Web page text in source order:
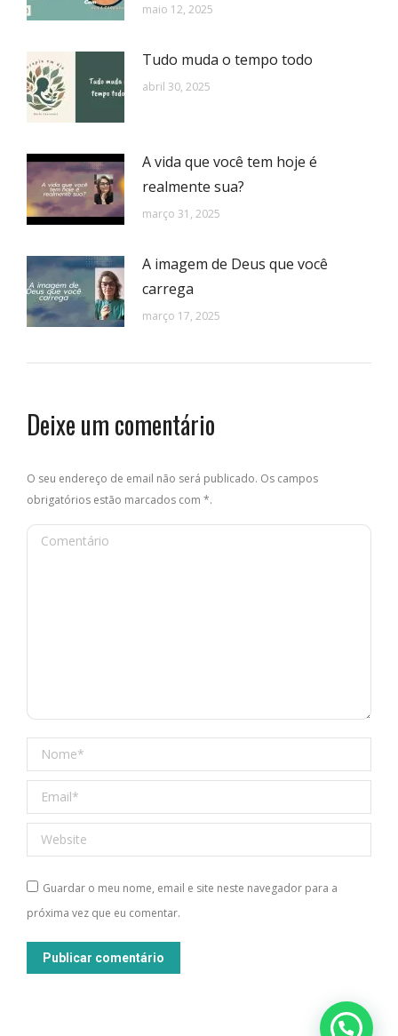
maio 12, 2025
Tudo muda o tempo todo
abril 30, 2025
A vida que você tem hoje é
realmente sua?
março 31, 2025
A imagem de Deus que você
carrega
março 17, 2025
Deixe um comentário
O seu endereço de email não será publicado. Os campos
obrigatórios estão marcados com *.
Comentário
Nome *
Email *
Website
Guardar o meu nome, email e site neste navegador para a
próxima vez que eu comentar.
Publicar comentário